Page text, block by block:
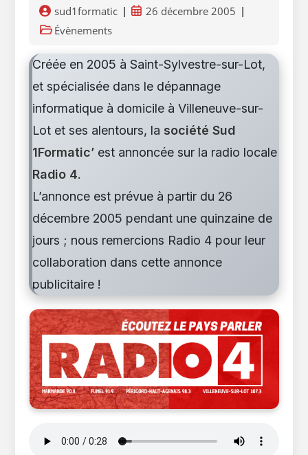
Auteur/autrice
de
la
publication :
sud1formatic
Publication
26 décembre 2005
PostÉvènements
Créée en 2005 à Saint-Sylvestre-sur-Lot,
et spécialisée dans le dépannage
informatique à domicile à Villeneuve-sur-
Lot et ses alentours, la société Sud
1Formatic’ est annoncée sur la radio locale
Radio 4.
L’annonce est prévue à partir du 26
décembre 2005 pendant une quinzaine de
jours ; nous remercions Radio 4 pour leur
collaboration dans cette annonce
publicitaire !